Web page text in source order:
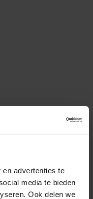
en advertenties te
media te bieden
Ook delen we